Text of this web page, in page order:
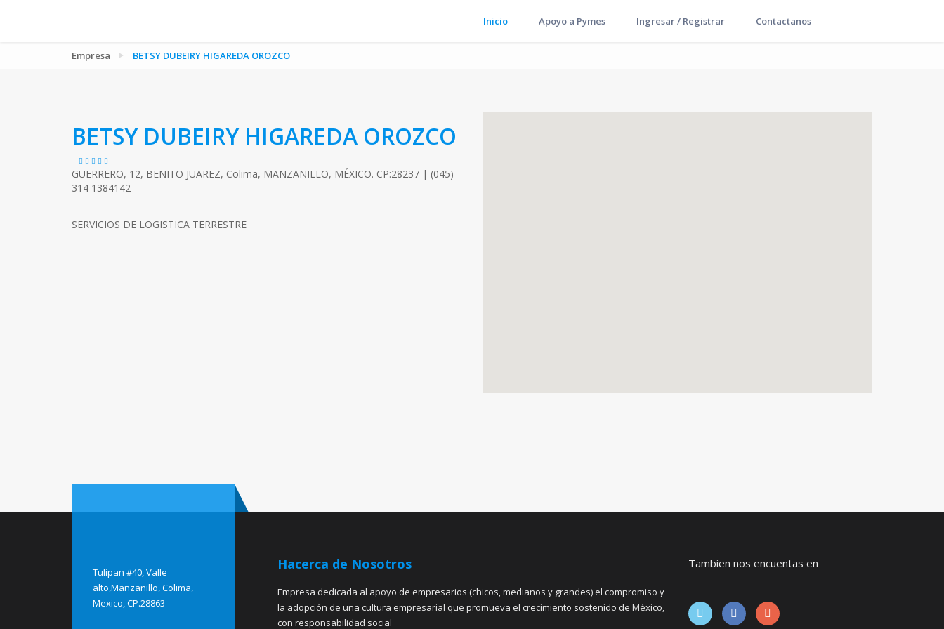
Inicio Apoyo a Pymes Ingresar / Registrar Contactanos
Empresa BETSY DUBEIRY HIGAREDA OROZCO
BETSY DUBEIRY HIGAREDA OROZCO
GUERRERO, 12, BENITO JUAREZ, Colima, MANZANILLO, MÉXICO. CP:28237 | (045)
314 1384142
SERVICIOS DE LOGISTICA TERRESTRE
Tulipan #40, Valle
alto,Manzanillo, Colima,
Mexico, CP.28863
Hacerca de Nosotros
Empresa dedicada al apoyo de empresarios (chicos, medianos y grandes) el compromiso y
la adopción de una cultura empresarial que promueva el crecimiento sostenido de México,
con responsabilidad social
Tambien nos encuentas en